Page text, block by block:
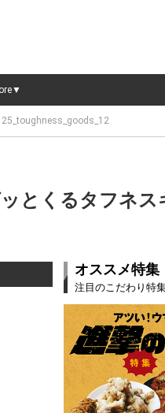
とくるタフネス
オススメ特集
注目のこだわり特集